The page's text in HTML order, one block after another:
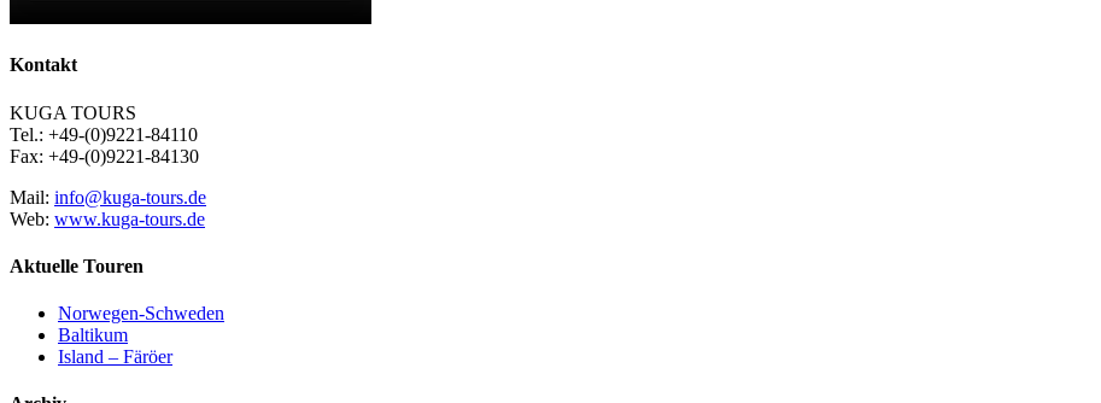
Kontakt
KUGA TOURS
Tel.: +49-(0)9221-84110
Fax: +49-(0)9221-84130
Mail: info@kuga-tours.de
Web: www.kuga-tours.de
Aktuelle Touren
Norwegen-Schweden
Baltikum
Island – Färöer